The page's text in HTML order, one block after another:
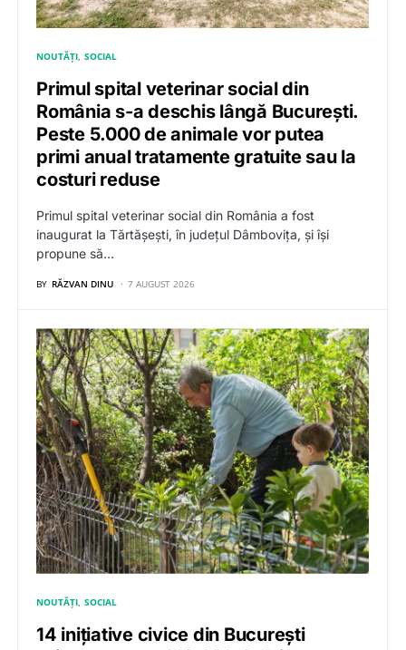
NOUTĂȚI SOCIAL
Primul spital veterinar social din
România s-a deschis lângă București.
Peste 5.000 de animale vor putea
primi anual tratamente gratuite sau la
costuri reduse
Primul spital veterinar social din România a fost
inaugurat la Tărtășești, în județul Dâmbovița, și își
propune să…
BY RĂZVAN DINU 7 AUGUST 2026
NOUTĂȚI SOCIAL
14 inițiative civice din București